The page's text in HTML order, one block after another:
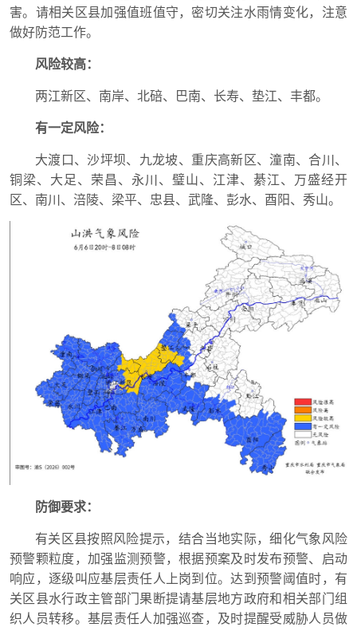
害。请相关区县加强值班值守，密切关注水雨情变化，注意
做好防范工作。
风险较高：
两江新区、南岸、北碚、巴南、长寿、垫江、丰都。
有一定风险：
大渡口、沙坪坝、九龙坡、重庆高新区、潼南、合川、
铜梁、大足、荣昌、永川、璧山、江津、綦江、万盛经开
区、南川、涪陵、梁平、忠县、武隆、彭水、酉阳、秀山。
防御要求：
有关区县按照风险提示，结合当地实际，细化气象风险
预警颗粒度，加强监测预警，根据预案及时发布预警、启动
响应，逐级叫应基层责任人上岗到位。达到预警阈值时，有
关区县水行政主管部门果断提请基层地方政府和相关部门组
织人员转移。基层责任人加强巡查，及时提醒受威胁人员做